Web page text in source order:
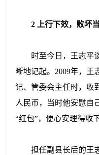
2 上行下效，败坏当
时至今日，王志平谈
晰地记起。2009年，王
记、管委会主任时，收
人民币，当时他安慰自
“红包”，便心安理得收
担任副县长后的王志